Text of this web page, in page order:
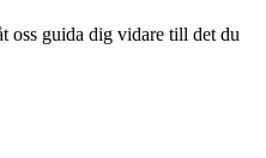
oss guida dig vidare till det du